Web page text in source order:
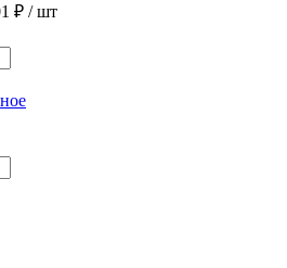
₽ / шт